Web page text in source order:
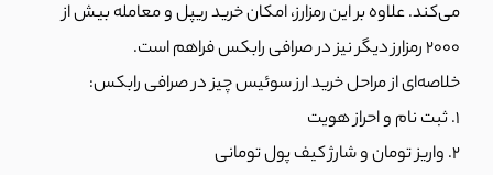
می‌کند. علاوه بر این رمزارز، امکان خرید ریپل و معامله بیش از
۲۰۰۰ رمزارز دیگر نیز در صرافی رابکس فراهم است.
خلاصه‌ای از مراحل خرید ارز سوئیس چیز در صرافی رابکس:
۱. ثبت نام و احراز هویت
۲. واریز تومان و شارژ کیف پول تومانی